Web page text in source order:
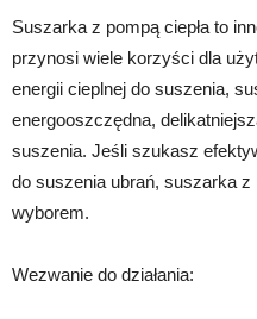
Suszarka z pompą ciepła to
przynosi wiele korzyści dla
energii cieplnej do suszenia,
energooszczędna,
suszenia. Jeśli szukasz
do suszenia ubrań, suszarka z
wyborem.
Wezwanie do działania: